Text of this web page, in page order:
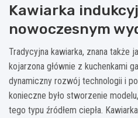
Kawiarka
nowoczesnym
Tradycyjna kawiarka, znana także
kojarzona głównie z kuchenkami
dynamiczny rozwój technologii i
konieczne było stworzenie
tego typu źródłem ciepła.